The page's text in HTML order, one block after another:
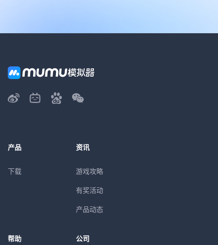
产品
下载
资讯
游戏攻略
有奖活动
产品动态
帮助 公司